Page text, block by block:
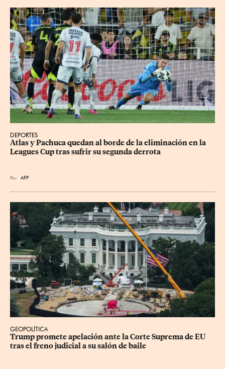
DEPORTES
Atlas y Pachuca quedan al borde de la eliminación en la
Leagues Cup tras sufrir su segunda derrota
Por AFP
GEOPOLÍTICA
Trump promete apelación ante la Corte Suprema de EU
tras el freno judicial a su salón de baile